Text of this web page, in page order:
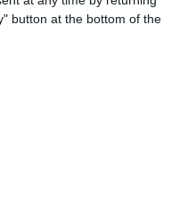
button at the bottom of the